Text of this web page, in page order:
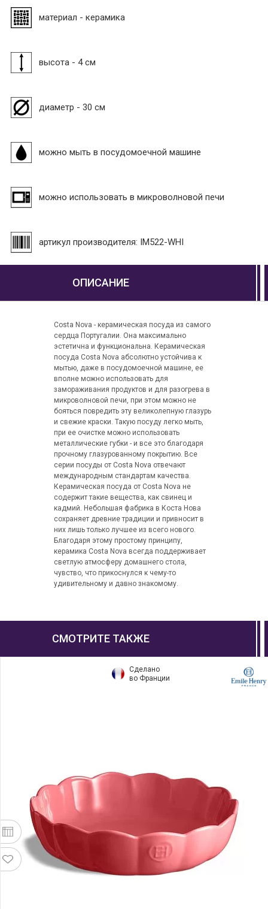
материал - керамика
высота - 4 см
диаметр - 30 см
можно мыть в посудомоечной машине
можно использовать в микроволновой печи
артикул производителя: IM522-WHI
ОПИСАНИЕ
Сosta Nova - керамическая посуда из самого
сердца Португалии. Она максимально
эстетична и функциональна. Керамическая
посуда Costa Nova абсолютно устойчива к
мытью, даже в посудомоечной машине, ее
вполне можно использовать для
замораживания продуктов и для разогрева в
микроволновой печи, при этом можно не
бояться повредить эту великолепную глазурь
и свежие краски. Такую посуду легко мыть,
при ее очистке можно использовать
металлические губки - и все это благодаря
прочному глазурованному покрытию. Все
серии посуды от Costa Nova отвечают
международным стандартам качества.
Керамическая посуда от Costa Nova не
содержит такие вещества, как свинец и
кадмий. Небольшая фабрика в Коста Нова
сохраняет древние традиции и привносит в
них лишь только лучшее из всего нового.
Благодаря этому простому принципу,
керамика Costa Nova всегда поддерживает
светлую атмосферу домашнего стола,
чувство, что прикоснулся к чему-то
удивительному и давно знакомому.
СМОТРИТЕ ТАКЖЕ
Сделано
во Франции